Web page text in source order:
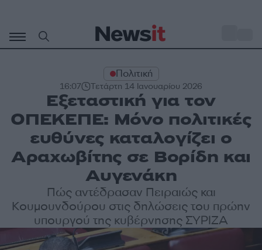
περιεχόμενο
Πολιτική
16:07 Τετάρτη 14 Ιανουαρίου 2026
Εξεταστική για τον
ΟΠΕΚΕΠΕ: Μόνο πολιτικές
ευθύνες καταλογίζει ο
Αραχωβίτης σε Βορίδη και
Αυγενάκη
Πώς αντέδρασαν Πειραιώς και
Κουμουνδούρου στις δηλώσεις του πρώην
υπουργού της κυβέρνησης ΣΥΡΙΖΑ